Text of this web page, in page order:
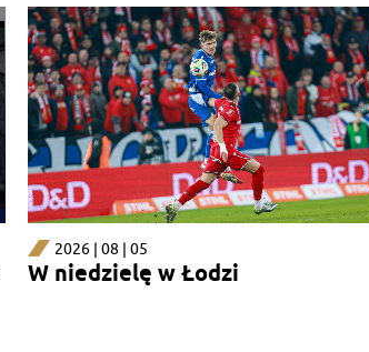
2026 | 08 | 05
W niedzielę w Łodzi